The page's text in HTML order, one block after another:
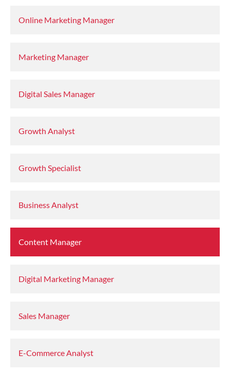
Online Marketing Manager
Marketing Manager
Digital Sales Manager
Growth Analyst
Growth Specialist
Business Analyst
Content Manager
Digital Marketing Manager
Sales Manager
E-Commerce Analyst